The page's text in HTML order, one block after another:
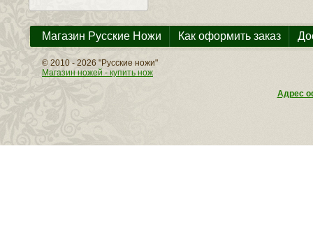
Магазин Русские Ножи Как оформить заказ
© 2010 - 2026 "Русские ножи"
Магазин ножей - купить нож
Адрес